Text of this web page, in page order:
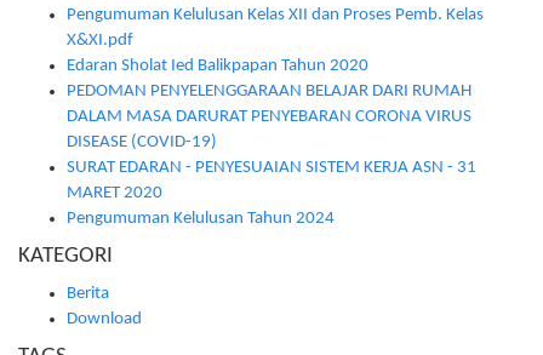
Pengumuman Kelulusan Kelas XII dan Proses Pemb. Kelas
X&XI.pdf
Edaran Sholat Ied Balikpapan Tahun 2020
PEDOMAN PENYELENGGARAAN BELAJAR DARI RUMAH
DALAM MASA DARURAT PENYEBARAN CORONA VIRUS
DISEASE (COVID-19)
SURAT EDARAN - PENYESUAIAN SISTEM KERJA ASN - 31
MARET 2020
Pengumuman Kelulusan Tahun 2024
KATEGORI
Berita
Download